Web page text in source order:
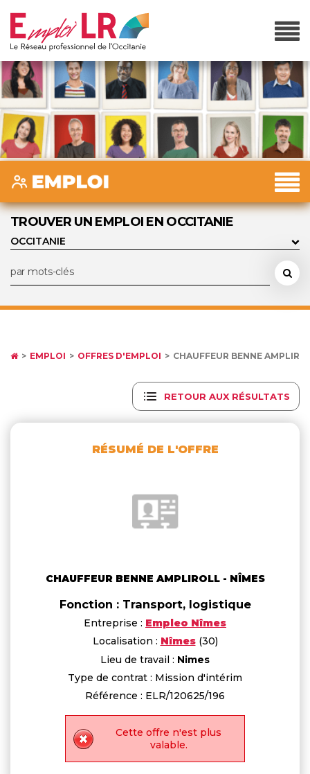
TROUVER UN EMPLOI EN OCCITANIE
EMPLOI OFFRES D'EMPLOI CHAUFFEUR BENNE
RETOUR AUX RÉSULTATS
RÉSUMÉ DE L'OFFRE
CHAUFFEUR BENNE AMPLIROLL - NÎMES
Fonction : Transport, logistique
Entreprise : Empleo Nîmes
Localisation : Nîmes(30)
Lieu de travail : Nimes
Type de contrat : Mission d'intérim
Référence : ELR/120625/196
Cette offre n'est plus
valable.